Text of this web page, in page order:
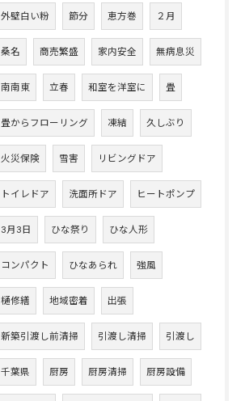
外壁白い粉 節分 恵方巻 ２月
桑名 商売繁盛 家内安全 無病息災
南南東 立春 和室を洋室に 畳
畳からフローリング 凍結 久しぶり
火災保険 雪害 リビングドア
トイレドア 洗面所ドア ヒートポンプ
3月3日 ひな祭り ひな人形
コンパクト ひなあられ 強風
樋修繕 地域密着 出張
新築引渡し前清掃 引渡し清掃 引渡し
千葉県 厨房 厨房清掃 厨房設備